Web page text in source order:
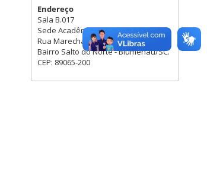
Endereço
Sala B.017
Sede Acadêmica
Rua Marechal Rondon, 880.
Bairro Salto do Norte - Blumenau/SC.
CEP: 89065-200